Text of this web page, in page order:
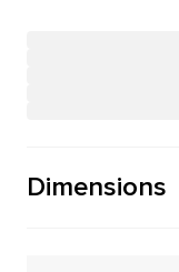
Dimensions